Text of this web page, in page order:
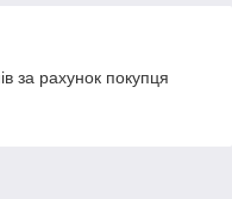
за рахунок покупця